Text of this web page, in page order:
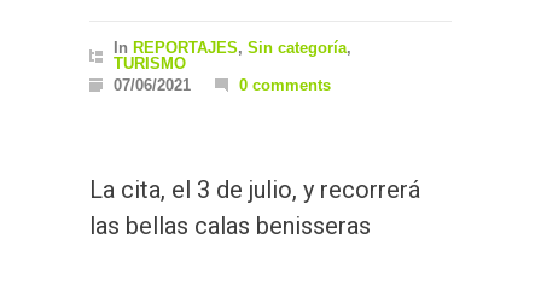
In REPORTAJES, Sin categoría,
TURISMO
07/06/2021
0 comments
La cita, el 3 de julio, y recorrerá
las bellas calas benisseras